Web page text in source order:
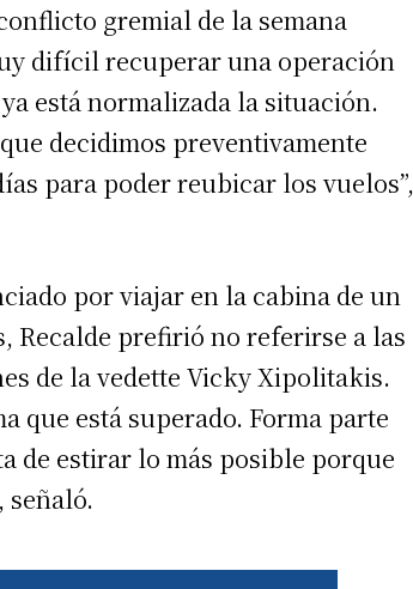
gremial de la semana
difícil recuperar una operación
está normalizada la situación.
decidimos preventivamente
para poder reubicar los vuelos”,
por viajar en la cabina de un
Recalde prefirió no referirse a las
de la vedette Vicky Xipolitakis.
que está superado. Forma parte
de estirar lo más posible porque
señaló.